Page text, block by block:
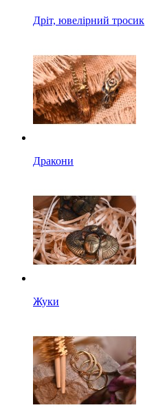
Дріт, ювелірний тросик
Дракони
Жуки